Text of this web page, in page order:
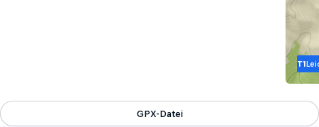
T1
GPX-Datei